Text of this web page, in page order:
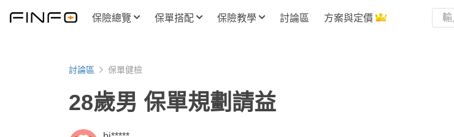
保險總覽 保單搭配 保險教學 討論區 方案與定價
討論區 保單健檢
28歲男 保單規劃請益